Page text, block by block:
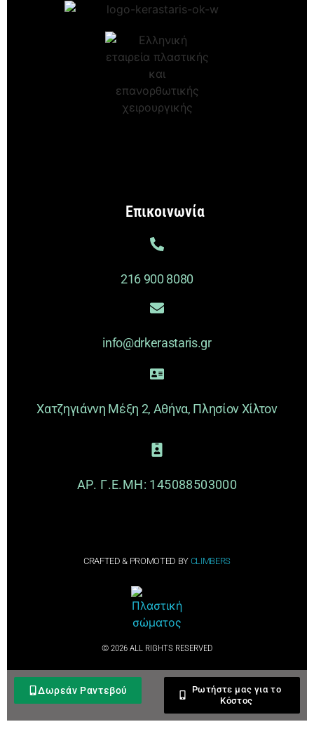
Επικοινωνία
216 900 8080
info@drkerastaris.gr
Χατζηγιάννη Μέξη 2, Αθήνα, Πλησίον Χίλτον
ΑΡ. Γ.Ε.ΜΗ: 145088503000
CRAFTED & PROMOTED BY CLIMBERS
© 2026 ALL RIGHTS RESERVED​
Δωρεάν Ραντεβού
Ρωτήστε μας για το
Κόστος